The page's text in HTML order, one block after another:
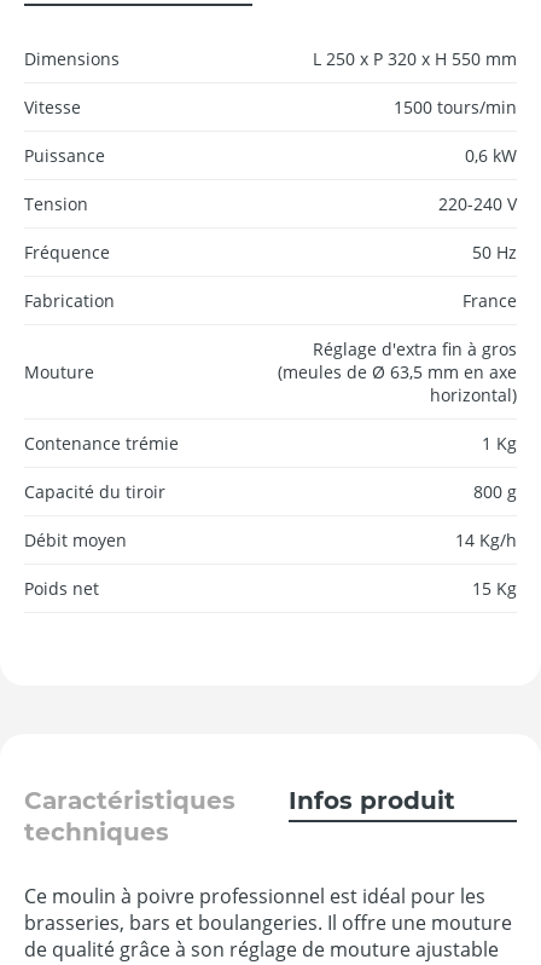
Dimensions L 250 x P 320 x H 550 mm
Vitesse 1500 tours/min
Puissance 0,6 kW
Tension 220-240 V
Fréquence 50 Hz
Fabrication France
Mouture
Réglage d'extra fin à gros
(meules de Ø 63,5 mm en axe
horizontal)
Contenance trémie 1 Kg
Capacité du tiroir 800 g
Débit moyen 14 Kg/h
Poids net 15 Kg
Caractéristiques
techniques
Infos produit
Ce moulin à poivre professionnel est idéal pour les
brasseries, bars et boulangeries. Il offre une mouture
de qualité grâce à son réglage de mouture ajustable